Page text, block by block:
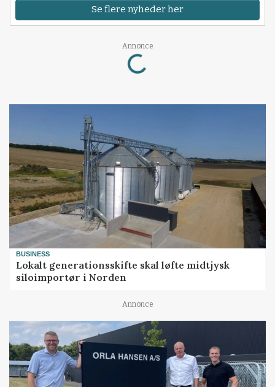
Se flere nyheder her
Annonce
Loading...
BUSINESS
Lokalt generationsskifte skal løfte midtjysk
siloimportør i Norden
Annonce